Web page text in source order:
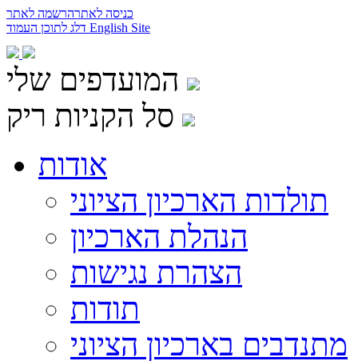
כניסה לאתרהרשמה לאתר
English Site
המועדפים שלי
סל הקניות ריק
אודות
תולדות הארכיון הציוני
הנהלת הארכיון
הצהרת נגישות
תודות
מתנדבים בארכיון הציוני